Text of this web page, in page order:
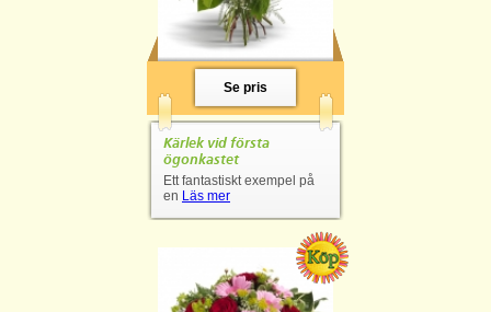
Se pris
Kärlek vid första
ögonkastet
Ett fantastiskt exempel på
en Läs mer